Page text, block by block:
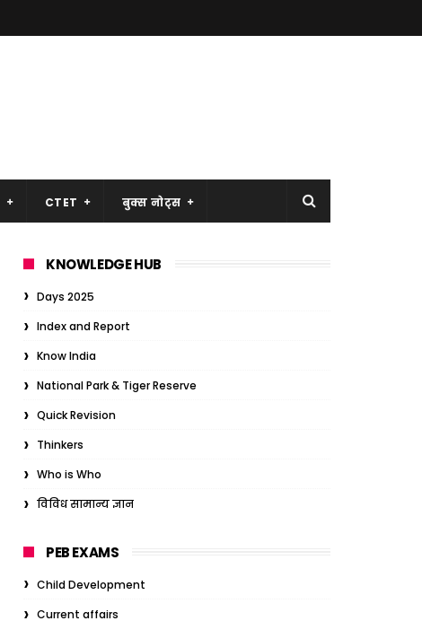
CTET बुक्स नोट्स
KNOWLEDGE HUB
Days 2025
Index and Report
Know India
National Park & Tiger Reserve
Quick Revision
Thinkers
Who is Who
विविध सामान्य ज्ञान
PEB EXAMS
Child Development
Current affairs